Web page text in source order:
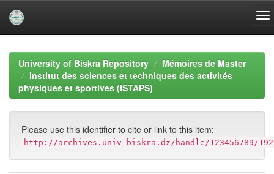
navigationUniversity of Biskra Repository
Mémoires de Master
Institut des sciences et techniques des activités
physiques et sportives (ISTAPS)
Please use this identifier to cite or link to this item:
http://archives.univ-biskra.dz/handle/123456789/